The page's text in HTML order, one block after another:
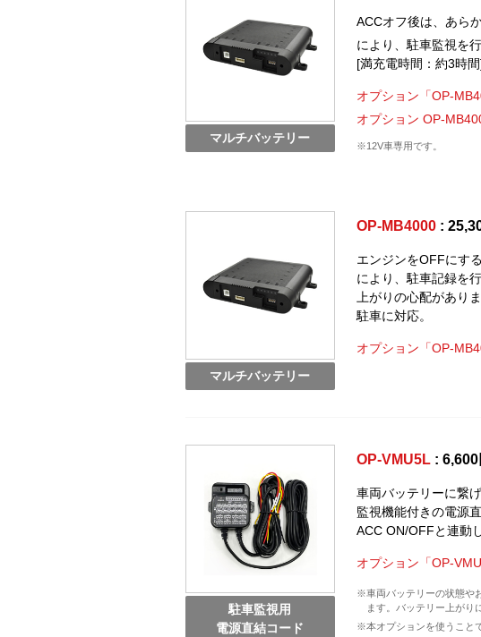
マルチバッテリー
ACCオフ後は、あら
により、駐車監視を
[満充電時間：約3時
オプション「OP-
オプション OP-
※12V車専用です。
マルチバッテリー
OP-MB4000 :
エンジンをOFFにす
により、駐車記録を
上がりの心配があり
駐車に対応。
オプション「OP-
駐車監視用
電源直結コード
OP-VMU5L : 6,600
車両バッテリーに繋
監視機能付きの電源
ACC ON/OFFと連動
オプション「OP-
※車両バッテリーの状態や
ます。バッテリー上がり
※本オプションを使うこと